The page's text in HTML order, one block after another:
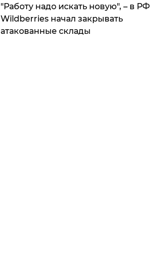
"Работу надо искать новую", – в РФ
Wildberries начал закрывать
атакованные склады